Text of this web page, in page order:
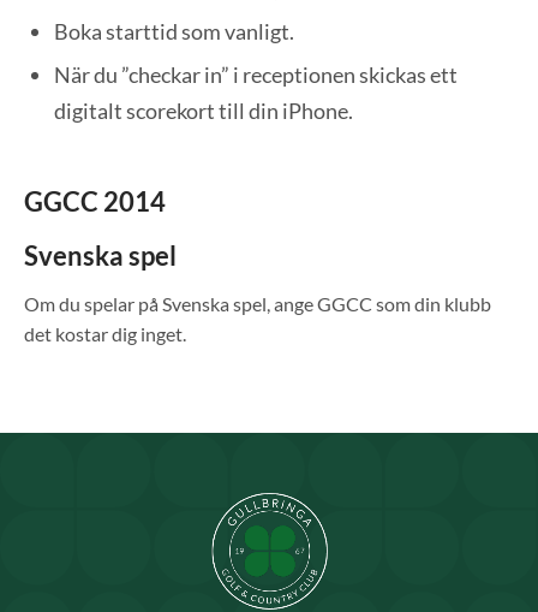
Boka starttid som vanligt.
När du ”checkar in” i receptionen skickas ett
digitalt scorekort till din iPhone.
GGCC 2014
Svenska spel
Om du spelar på Svenska spel, ange GGCC som din klubb
det kostar dig inget.